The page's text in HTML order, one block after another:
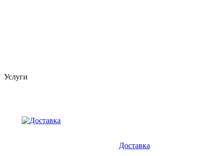
Услуги
Доставка